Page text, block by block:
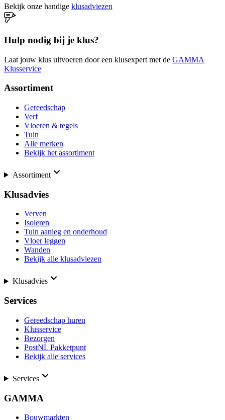
Bekijk onze handige klusadviezen
Hulp nodig bij je klus?
Laat jouw klus uitvoeren door een klusexpert met de GAMMA
Klusservice
Assortiment
Gereedschap
Verf
Vloeren & tegels
Tuin
Alle merken
Bekijk het assortiment
Assortiment
Klusadvies
Verven
Isoleren
Tuin aanleg en onderhoud
Vloer leggen
Wanden
Bekijk alle klusadviezen
Klusadvies
Services
Gereedschap huren
Klusservice
Bezorgen
PostNL Pakketpunt
Bekijk alle services
Services
GAMMA
Bouwmarkten